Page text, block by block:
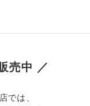
売中 ／
では、